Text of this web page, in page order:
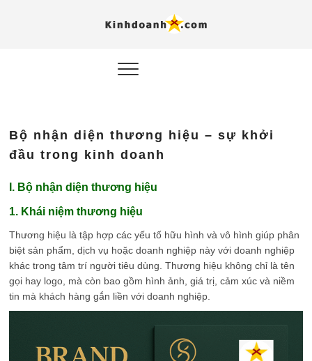
Bộ nhận diện thương hiệu – sự khởi
đầu trong kinh doanh
I. Bộ nhận diện thương hiệu
1. Khái niệm thương hiệu
Thương hiệu là tập hợp các yếu tố hữu hình và vô hình giúp phân
biệt sản phẩm, dịch vụ hoặc doanh nghiệp này với doanh nghiệp
khác trong tâm trí người tiêu dùng. Thương hiệu không chỉ là tên
gọi hay logo, mà còn bao gồm hình ảnh, giá trị, cảm xúc và niềm
tin mà khách hàng gắn liền với doanh nghiệp.